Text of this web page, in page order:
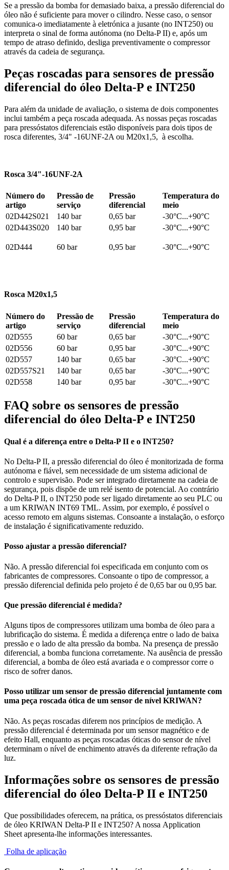
Se a pressão da bomba for demasiado baixa, a pressão diferencial do
óleo não é suficiente para mover o cilindro. Nesse caso, o sensor
comunica‑o imediatamente à eletrónica a jusante (no INT250) ou
interpreta o sinal de forma autónoma (no Delta‑P II) e, após um
tempo de atraso definido, desliga preventivamente o compressor
através da cadeia de segurança.
Peças roscadas para sensores de pressão
diferencial do óleo Delta‑P e INT250
Para além da unidade de avaliação, o sistema de dois componentes
inclui também a peça roscada adequada. As nossas peças roscadas
para pressóstatos diferenciais estão disponíveis para dois tipos de
rosca diferentes, 3/4" -16UNF-2A ou M20x1,5, à escolha.
Rosca 3/4"-16UNF-2A
Número do
artigo
Pressão de
serviço
Pressão
diferencial
Temperatura do
meio
02D442S021
140 bar 0,65 bar
-30°C...+90°C
02D443S020
140 bar 0,95 bar -30°C...+90°C
02D444 60 bar 0,95 bar -30°C...+90°C
Rosca M20x1,5
Número do
artigo
Pressão de
serviço
Pressão
diferencial
Temperatura do
meio
02D555
60 bar 0,65 bar
-30°C...+90°C
02D556
60 bar 0,95 bar
-30°C...+90°C
02D557
140 bar 0,65 bar
-30°C...+90°C
02D557S21
140 bar 0,65 bar
-30°C...+90°C
02D558
140 bar 0,95 bar -30°C...+90°C
FAQ sobre os sensores de pressão
diferencial do óleo Delta‑P e INT250
Qual é a diferença entre o Delta‑P II e o INT250?
No Delta‑P II, a pressão diferencial do óleo é monitorizada de forma
autónoma e fiável, sem necessidade de um sistema adicional de
controlo e supervisão. Pode ser integrado diretamente na cadeia de
segurança, pois dispõe de um relé isento de potencial. Ao contrário
do Delta‑P II, o INT250 pode ser ligado diretamente ao seu PLC ou
a um KRIWAN INT69 TML. Assim, por exemplo, é possível o
acesso remoto em alguns sistemas. Consoante a instalação, o esforço
de instalação é significativamente reduzido.
Posso ajustar a pressão diferencial?
Não. A pressão diferencial foi especificada em conjunto com os
fabricantes de compressores. Consoante o tipo de compressor, a
pressão diferencial definida pelo projeto é de 0,65 bar ou 0,95 bar.
Que pressão diferencial é medida?
Alguns tipos de compressores utilizam uma bomba de óleo para a
lubrificação do sistema. É medida a diferença entre o lado de baixa
pressão e o lado de alta pressão da bomba. Na presença de pressão
diferencial, a bomba funciona corretamente. Na ausência de pressão
diferencial, a bomba de óleo está avariada e o compressor corre o
risco de sofrer danos.
Posso utilizar um sensor de pressão diferencial juntamente com
uma peça roscada ótica de um sensor de nível KRIWAN?
Não. As peças roscadas diferem nos princípios de medição. A
pressão diferencial é determinada por um sensor magnético e de
efeito Hall, enquanto as peças roscadas óticas do sensor de nível
determinam o nível de enchimento através da diferente refração da
luz.
Informações sobre os sensores de pressão
diferencial do óleo Delta‑P II e INT250
Que possibilidades oferecem, na prática, os pressóstatos diferenciais
de óleo KRIWAN Delta‑P II e INT250? A nossa Application
Sheet apresenta‑lhe informações interessantes.
Folha de aplicação